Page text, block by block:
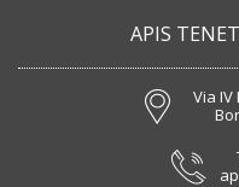
APIS
Via IV